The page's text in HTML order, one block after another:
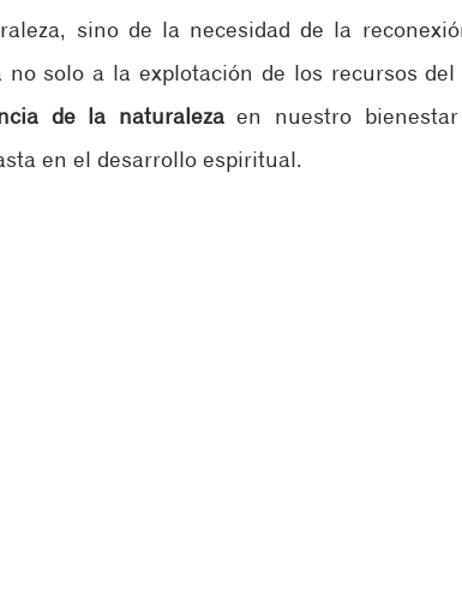
sino de la necesidad de la
no solo a la explotación de los recursos
de la naturaleza en nuestro bienestar
en el desarrollo espiritual.